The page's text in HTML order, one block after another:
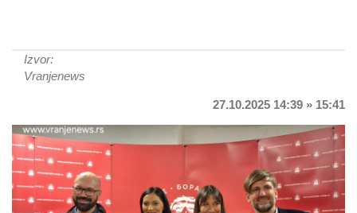
Izvor:
Vranjenews
27.10.2025 14:39 » 15:41